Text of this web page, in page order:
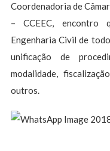
Coordenadoria de
– CCEEC, encontro
Engenharia Civil de
unificação de
modalidade,
outros.